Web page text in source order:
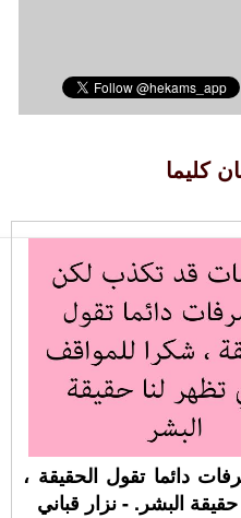
كليما
دائما تقول الحقيقة ،
البشر. - نزار قباني